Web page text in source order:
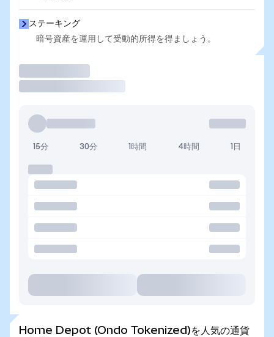
ステーキング
暗号資産を運用して受動的所得を得ましょう。
15分 30分 1時間 4時間 1日
Home Depot (Ondo Tokenized)を人気の通貨